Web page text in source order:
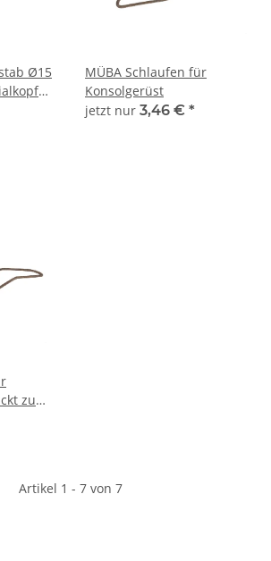
Ø15
den
MÜBA Schlaufen für
Konsolgerüst
jetzt nur 3,46 € *
zu
Artikel 1 - 7 von 7